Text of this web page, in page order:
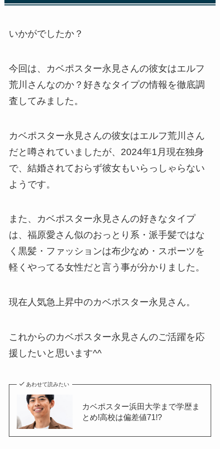
いかがでしたか？
今回は、カベポスター永見さんの彼女はエルフ
荒川さんなのか？好きなタイプの情報を徹底調
査してみました。
カベポスター永見さんの彼女はエルフ荒川さん
だと噂されていましたが、2024年1月現在独身
で、結婚されておらず彼女もいらっしゃらない
ようです。
また、カベポスター永見さんの好きなタイプ
は、福原愛さん似のおっとり系・派手髪ではな
く黒髪・ファッションは布少なめ・スポーツを
軽くやってる女性だと言う事が分かりました。
現在人気急上昇中のカベポスター永見さん。
これからのカベポスター永見さんのご活躍を応
援したいと思います^^
あわせて読みたい
カベポスター浜田大学まで学歴ま
とめ!高校は偏差値71!?